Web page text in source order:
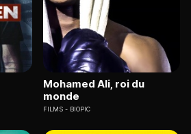
Mohamed Ali, roi du
monde
FILMS BIOPIC